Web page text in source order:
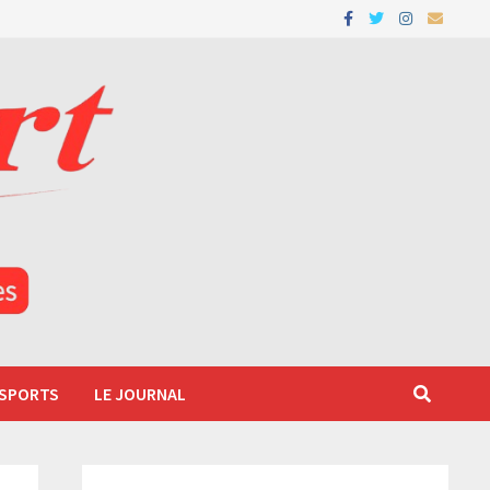
LE JOURNAL